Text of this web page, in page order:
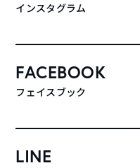
インスタグラム
FACEBOOK
フェイスブック
LINE